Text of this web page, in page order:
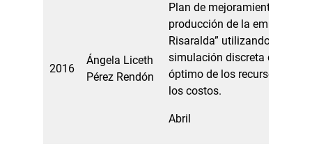
2016
Ángela Liceth
Pérez Rendón
Plan de mejoramiento de la
producción de la empresa
Risaralda” utilizando diseño
simulación discreta que
óptimo de los recursos y la
los costos.
Abril